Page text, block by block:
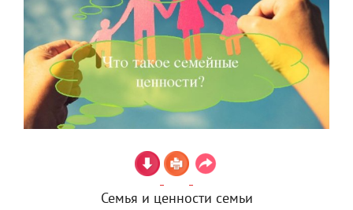
Семья и ценности семьи